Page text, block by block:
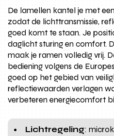
De lamellen kantel je met
zodat de lichttransmissie,
goed komt te staan. Je
daglicht sturing en comfort.
maak je ramen volledig vrij.
bediening volgens de
goed op het gebied van
reflectiewaarden verlagen
verbeteren energiecomfort
Lichtregeling: